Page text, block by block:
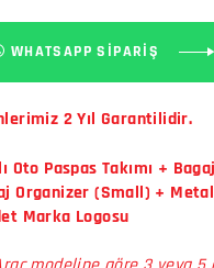
WHATSAPP SİPARİŞ
2 Yıl Garantilidir.
Oto Paspas Takımı +
Organizer (Small) +
Marka Logosu